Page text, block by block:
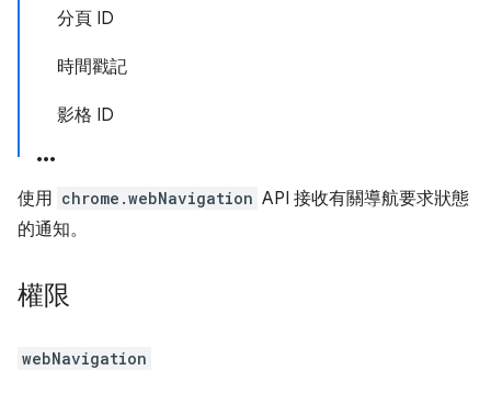
分頁 ID
時間戳記
影格 ID
使用 chrome.webNavigation API 接收有關導航要求狀態
的通知。
權限
webNavigation